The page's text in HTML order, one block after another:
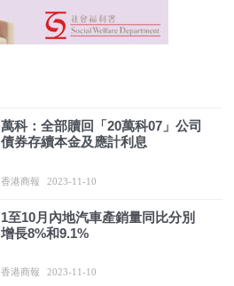
萬科：全部贖回「20萬科07」公司
債券存續本金及應計利息
香港商報 2023-11-10
1至10月內地汽車產銷量同比分別
增長8%和9.1%
香港商報 2023-11-10